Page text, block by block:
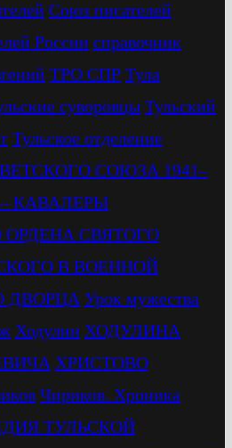
Союз писателей
России справочник
ТРО СПР Тула
суворовцы Тульский
Тульское отделение
СОЮЗА 1941–
КАВАЛЕРЫ
СВЯТОГО
В ВОЕННОЙ
ДВОРЦА Урок мужества
Ходулин ХОДУЛИНА
ХРИСТОВО
Чириков. Хроника
ТУЛЬСКОЙ